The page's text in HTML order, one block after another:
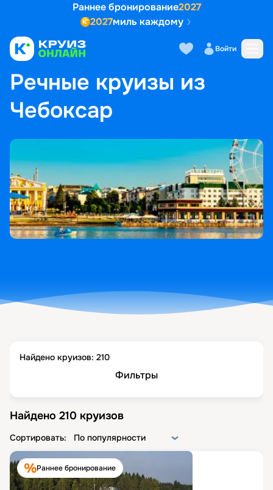
Раннее бронирование2027
2027миль каждому
Войти
ГЛАВНАЯ • ПОПУЛЯРНЫЕ НАПРАВЛЕНИЯ
РЕЧНЫЕ КРУИЗЫ ИЗ ЧЕБОКСАР
Речные круизы из
Чебоксар
Найдено круизов: 210
Фильтры
Найдено 210 круизов
Сортировать: По популярности
Раннее бронирование